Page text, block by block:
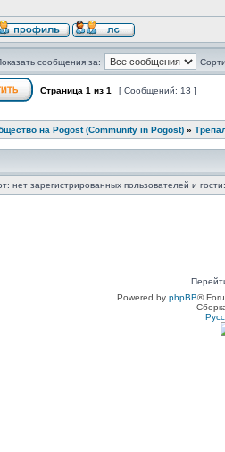
сообщения за:
Страница 1 из 1 [ Сообщений: 13 ]
на Pogost (Community in Pogost) »
нет зарегистрированных пользователей и
Powered byphpBB®